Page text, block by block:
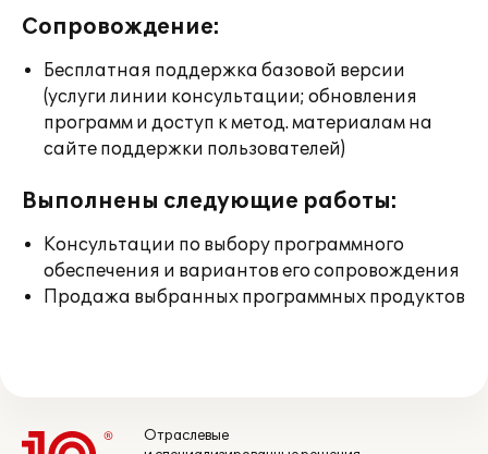
Сопровождение:
Бесплатная поддержка базовой версии
(услуги линии консультации; обновления
программ и доступ к метод. материалам на
сайте поддержки пользователей)
Выполнены следующие работы:
Консультации по выбору программного
обеспечения и вариантов его сопровождения
Продажа выбранных программных продуктов
Отраслевые